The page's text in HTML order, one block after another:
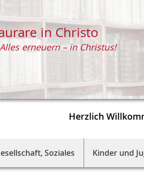
Herzlich
in Christo
Alles erneuern – in Christus!
Soziales Kinder und